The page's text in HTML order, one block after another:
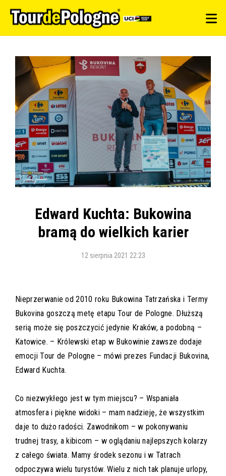
Edward Kuchta: Bukowina
bramą do wielkich karier
12 sierpnia 2021 22:23
Nieprzerwanie od 2010 roku Bukowina Tatrzańska i Termy
Bukovina goszczą metę etapu Tour de Pologne. Dłuższą
serią może się poszczycić jedynie Kraków, a podobną –
Katowice. – Królewski etap w Bukowinie zawsze dodaje
emocji Tour de Pologne – mówi prezes Fundacji Bukovina,
Edward Kuchta.
Co niezwykłego jest w tym miejscu? – Wspaniała
atmosfera i piękne widoki – mam nadzieję, że wszystkim
daje to dużo radości. Zawodnikom – w pokonywaniu
trudnej trasy, a kibicom – w oglądaniu najlepszych kolarzy
z całego świata. Mamy środek sezonu i w Tatrach
odpoczywa wielu turystów. Wielu z nich tak planuje urlopy,